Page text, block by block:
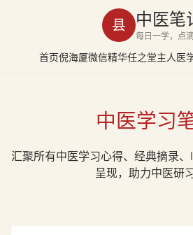
县 中医笔
每日一学，点
首页倪海厦微信精华任之堂主人医
中医学习
汇聚所有中医学习心得、经典摘录
呈现，助力中医研